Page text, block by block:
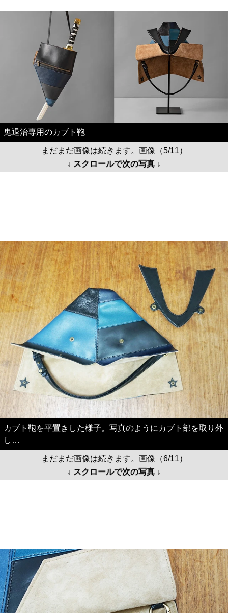
鬼退治専用のカブト鞄
まだまだ画像は続きます。画像（5/11）
↓ スクロールで次の写真 ↓
カブト鞄を平置きした様子。写真のようにカブト部を取り外
し…
まだまだ画像は続きます。画像（6/11）
↓ スクロールで次の写真 ↓